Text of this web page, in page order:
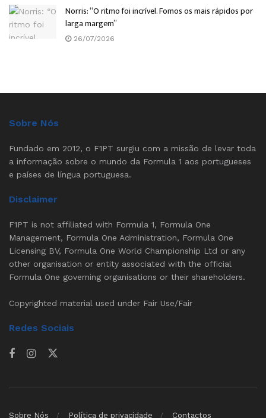
Norris: “O ritmo foi incrível. Fomos os mais rápidos por
larga margem”
26/07/2026
Sobre Nós
Fundado em 2012, o F1PT surgiu com a missão de levar toda
a informação sobre o mundo da Formula 1 aos portugueses
e países de língua portuguesa.
Disclaimer
F1PT is not affiliated with Formula 1, Formula One
Management, Formula One Administration, Formula One
Licensing BV, Formula One World Championship Ltd or any
other organisation or entity associated with the official
Formula One governing organisations or their shareholders.
Copyrighted material used under Fair Use/Fair
Redes Sociais
Sobre Nós Política de privacidade Contactos